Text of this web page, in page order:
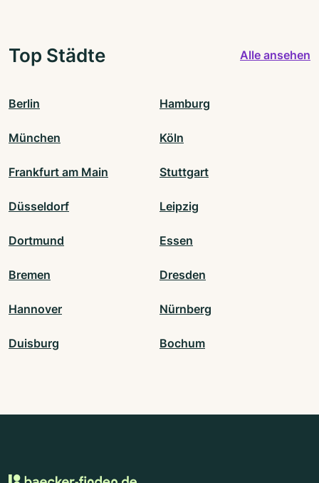
Top Städte Alle ansehen
Berlin Hamburg
München Köln
Frankfurt am Main Stuttgart
Düsseldorf Leipzig
Dortmund Essen
Bremen Dresden
Hannover Nürnberg
Duisburg Bochum